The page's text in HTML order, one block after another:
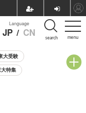
menu
Language
JP / CN search
大受験
特集